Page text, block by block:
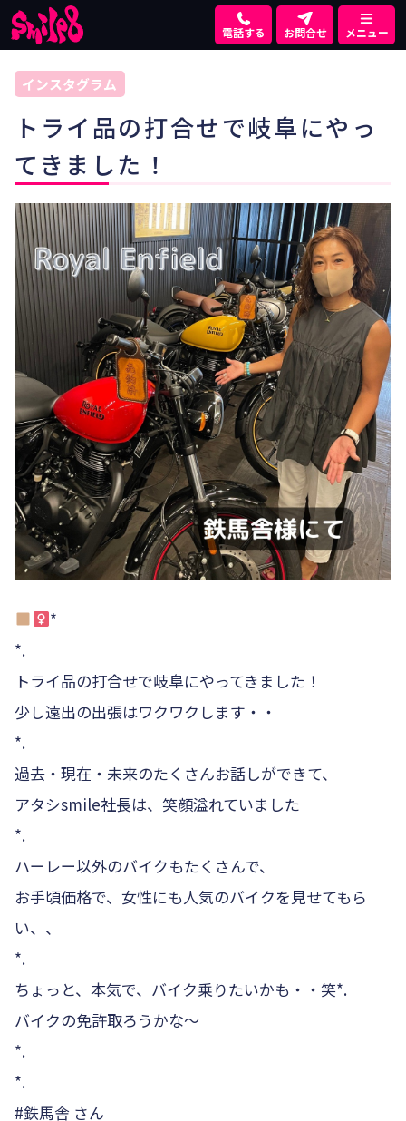
電話する お問合せ メニュー
インスタグラム
トライ品の打合せで岐阜にやっ
てきました！
*
*.
トライ品の打合せで岐阜にやってきました！
少し遠出の出張はワクワクします・・
*.
過去・現在・未来のたくさんお話しができて、
アタシsmile社長は、笑顔溢れていました
*.
ハーレー以外のバイクもたくさんで、
お手頃価格で、女性にも人気のバイクを見せてもら
い、、
*.
ちょっと、本気で、バイク乗りたいかも・・笑*.
バイクの免許取ろうかな〜
*.
*.
#鉄馬舎 さん